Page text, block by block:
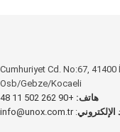
Cumhuriyet Cd. No:67,
Osb/Gebze/Kocaeli
هاتف: +90 262 502 11 48
الإلكتروني:
info@unox.com.tr